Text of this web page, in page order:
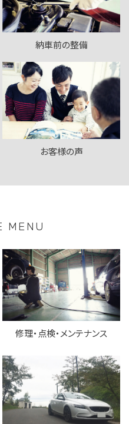
納車前の整備
お客様の声
MENU
修理・点検・メンテナンス